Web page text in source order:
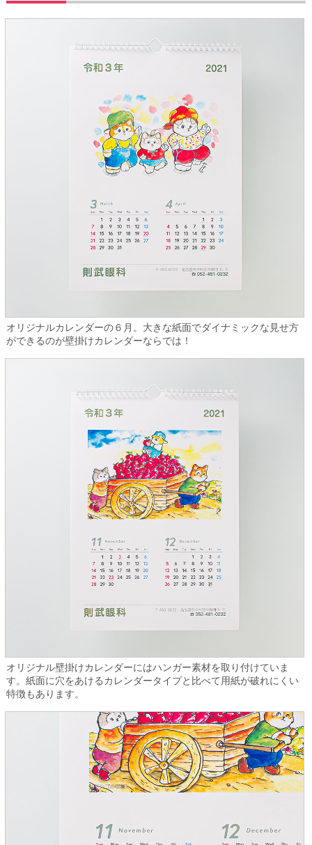
オリジナルカレンダーの６月。大きな紙面でダイナミックな見せ方
ができるのが壁掛けカレンダーならでは！
オリジナル壁掛けカレンダーにはハンガー素材を取り付けていま
す。紙面に穴をあけるカレンダータイプと比べて用紙が破れにくい
特徴もあります。